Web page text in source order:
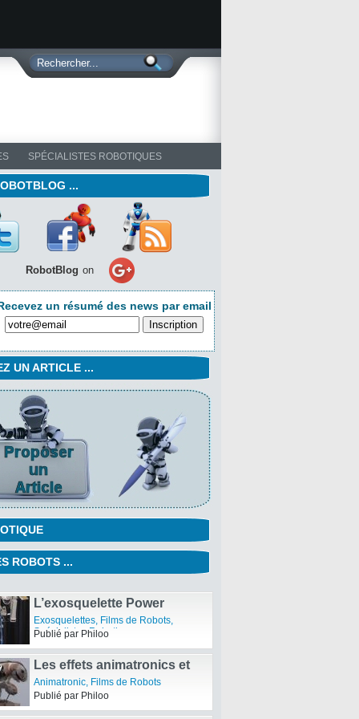
SPÉCIALISTES ROBOTIQUES
...
RobotBlog on
un résumé des news par email
UN ARTICLE ...
ROBOTS ...
L’exosquelette Power
Loader d’Activelink
Exosquelettes ,Films de Robots,
Spécialistes Robotiques
Publié par Philoo
Les effets animatronics et